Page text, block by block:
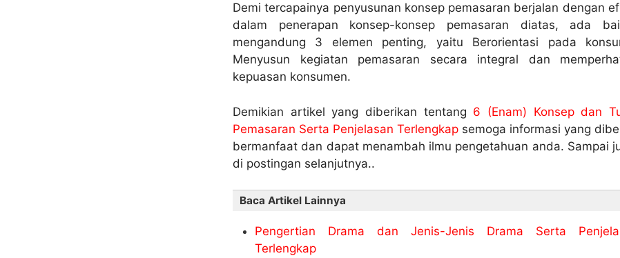
Demi tercapainya penyusunan konsep pemasaran berjalan dengan
dalam penerapan konsep-konsep pemasaran diatas, ada
mengandung 3 elemen penting, yaitu Berorientasi pada
Menyusun kegiatan pemasaran secara integral dan
kepuasan konsumen.
Demikian artikel yang diberikan tentang 6 (Enam) Konsep dan
Pemasaran Serta Penjelasan Terlengkap semoga informasi yang
bermanfaat dan dapat menambah ilmu pengetahuan anda. Sampai
di postingan selanjutnya..
Baca Artikel Lainnya
Pengertian Drama dan Jenis-Jenis Drama Serta
Terlengkap